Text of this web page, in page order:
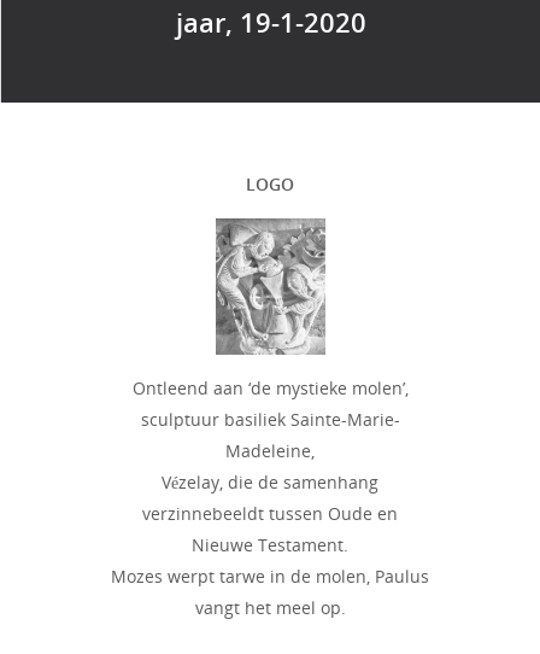
jaar, 19-1-2020
LOGO
Ontleend aan ‘de mystieke molen’,
sculptuur basiliek Sainte-Marie-
Madeleine,
Vézelay, die de samenhang
verzinnebeeldt tussen Oude en
Nieuwe Testament.
Mozes werpt tarwe in de molen, Paulus
vangt het meel op.